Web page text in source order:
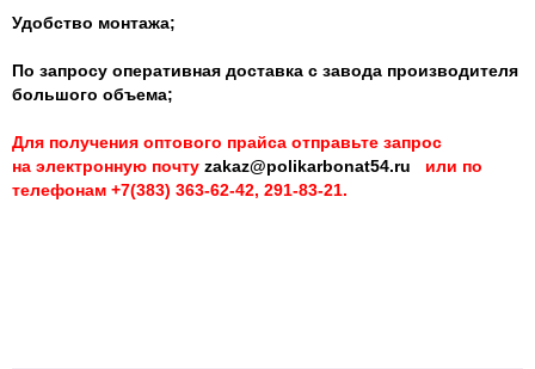
Удобство монтажа;
По запросу оперативная доставка с завода производителя
большого объема;
Для получения оптового прайса отправьте запрос
на электронную почту zakaz@polikarbonat54.ru или по
телефонам +7(383) 363-62-42, 291-83-21.